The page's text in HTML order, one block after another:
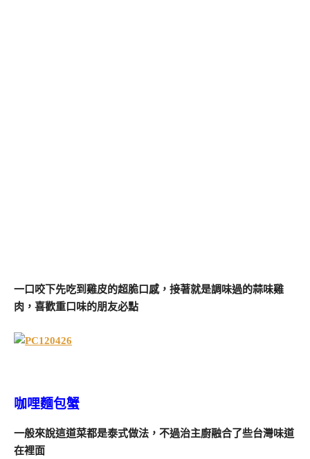
一口咬下先吃到雞皮的超脆口感，接著就是調味過的蒜味雞
肉，喜歡重口味的朋友必點
咖哩麵包蟹
一般來說這道菜都是泰式做法，不過治主廚融合了些台灣味道
在裡面